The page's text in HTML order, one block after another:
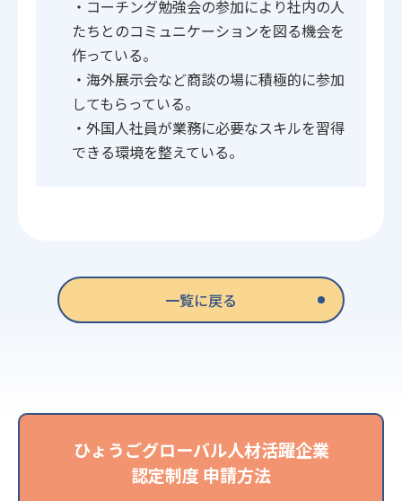
・コーチング勉強会の参加により社内の人
たちとのコミュニケーションを図る機会を
作っている。
・海外展示会など商談の場に積極的に参加
してもらっている。
・外国人社員が業務に必要なスキルを習得
できる環境を整えている。
一覧に戻る
ひょうごグローバル人材活躍企業
認定制度 申請方法